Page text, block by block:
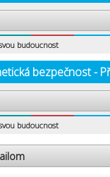
budoucnost
bezpečnost -
budoucnost